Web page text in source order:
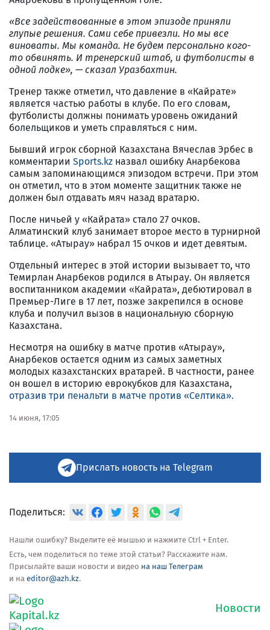
«Все задействованные в этом эпизоде приняли
глупые решения. Сами себе привезли. Но мы все
виноваты. Мы команда. Не будем персонально кого-
то обвинять. И тренерский штаб, и футболисты в
одной лодке», — сказал Уразбахтин.
Тренер также отметил, что давление в «Кайрате»
является частью работы в клубе. По его словам,
футболисты должны понимать уровень ожиданий
болельщиков и уметь справляться с ним.
Бывший игрок сборной Казахстана Вячеслав Эрбес в
комментарии Sports.kz назвал ошибку Анарбекова
самым запоминающимся эпизодом встречи. При этом
он отметил, что в этом моменте защитник также не
должен был отдавать мяч назад вратарю.
После ничьей у «Кайрата» стало 27 очков.
Алматинский клуб занимает второе место в турнирной
таблице. «Атырау» набрал 15 очков и идет девятым.
Отдельный интерес в этой истории вызывает то, что
Темирлан Анарбеков родился в Атырау. Он является
воспитанником академии «Кайрата», дебютировал в
Премьер-Лиге в 17 лет, позже закрепился в основе
клуба и получил вызов в национальную сборную
Казахстана.
Несмотря на ошибку в матче против «Атырау»,
Анарбеков остается одним из самых заметных
молодых казахстанских вратарей. В частности, ранее
он вошел в историю еврокубков для Казахстана,
отразив три пенальти в матче против «Селтика».
14 июня, 17:05
Прислать новость на Telegram
Поделиться:
Нашли ошибку? Выделите её мышью и нажмите Ctrl + Enter.
Есть, чем поделиться по теме этой статьи? Расскажите нам.
Присылайте ваши новости и видео на наш Телеграм
и на editor@azh.kz.